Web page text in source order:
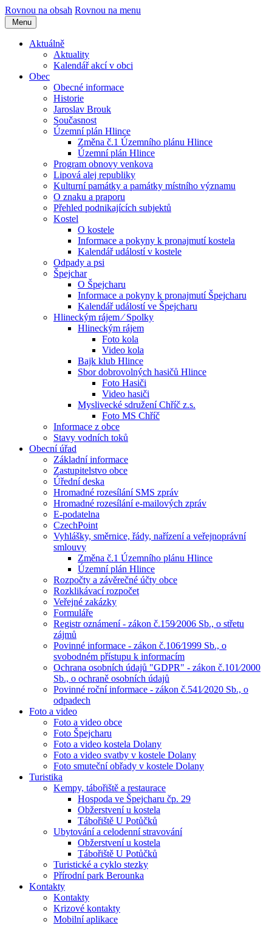
Rovnou na obsah Rovnou na menu
Menu
Aktuálně
Aktuality
Kalendář akcí v obci
Obec
Obecné informace
Historie
Jaroslav Brouk
Současnost
Územní plán Hlince
Změna č.1 Územního plánu Hlince
Územní plán Hlince
Program obnovy venkova
Lipová alej republiky
Kulturní památky a památky místního významu
O znaku a praporu
Přehled podnikajících subjektů
Kostel
O kostele
Informace a pokyny k pronajmutí kostela
Kalendář událostí v kostele
Odpady a psi
Špejchar
O Špejcharu
Informace a pokyny k pronajmutí Špejcharu
Kalendář událostí ve Špejcharu
Hlineckým rájem ⁄ Spolky
Hlineckým rájem
Foto kola
Video kola
Bajk klub Hlince
Sbor dobrovolných hasičů Hlince
Foto Hasiči
Video hasiči
Myslivecké sdružení Chříč z.s.
Foto MS Chříč
Informace z obce
Stavy vodních toků
Obecní úřad
Základní informace
Zastupitelstvo obce
Úřední deska
Hromadné rozesílání SMS zpráv
Hromadné rozesílání e-mailových zpráv
E-podatelna
CzechPoint
Vyhlášky, směrnice, řády, nařízení a veřejnoprávní
smlouvy
Změna č.1 Územního plánu Hlince
Územní plán Hlince
Rozpočty a závěrečné účty obce
Rozklikávací rozpočet
Veřejné zakázky
Formuláře
Registr oznámení - zákon č.159⁄2006 Sb., o střetu
zájmů
Povinné informace - zákon č.106⁄1999 Sb., o
svobodném přístupu k informacím
Ochrana osobních údajů "GDPR" - zákon č.101⁄2000
Sb., o ochraně osobních údajů
Povinné roční informace - zákon č.541⁄2020 Sb., o
odpadech
Foto a video
Foto a video obce
Foto Špejcharu
Foto a video kostela Dolany
Foto a video svatby v kostele Dolany
Foto smuteční obřady v kostele Dolany
Turistika
Kempy, tábořiště a restaurace
Hospoda ve Špejcharu čp. 29
Obžerstvení u kostela
Tábořiště U Potůčků
Ubytování a celodenní stravování
Obžerstvení u kostela
Tábořiště U Potůčků
Turistické a cyklo stezky
Přírodní park Berounka
Kontakty
Kontakty
Krizové kontakty
Mobilní aplikace